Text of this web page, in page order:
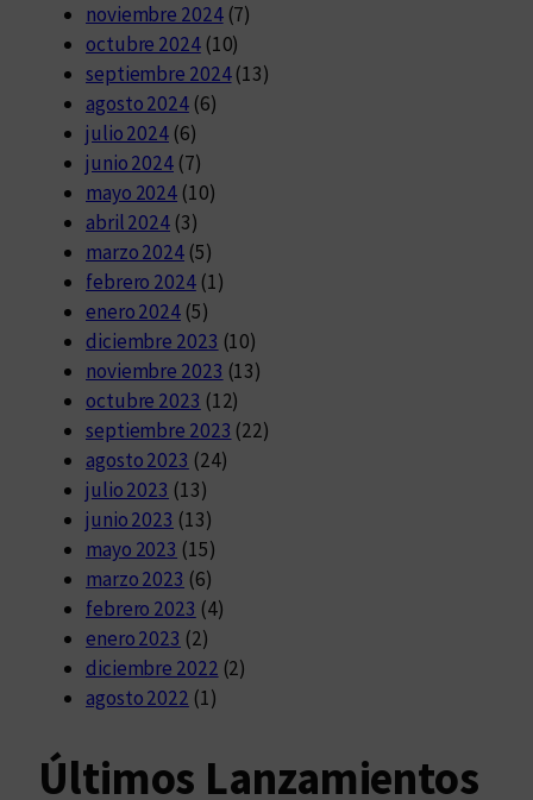
noviembre 2024(7)
octubre 2024(10)
septiembre 2024(13)
agosto 2024(6)
julio 2024 (6)
junio 2024 (7)
mayo 2024 (10)
abril 2024 (3)
marzo 2024 (5)
febrero 2024(1)
enero 2024 (5)
diciembre 2023 (10)
noviembre 2023 (13)
octubre 2023 (12)
septiembre 2023 (22)
agosto 2023 (24)
julio 2023 (13)
junio 2023 (13)
mayo 2023 (15)
marzo 2023 (6)
febrero 2023 (4)
enero 2023 (2)
diciembre 2022 (2)
agosto 2022 (1)
Últimos Lanzamientos